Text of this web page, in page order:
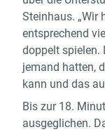
Steinhaus. „Wir
entsprechend
doppelt spielen.
jemand hatten,
kann und das
Bis zur 18.
ausgeglichen.